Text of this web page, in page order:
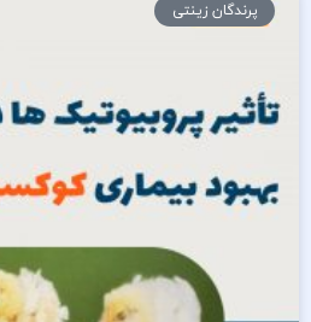
پرندگان زینتی